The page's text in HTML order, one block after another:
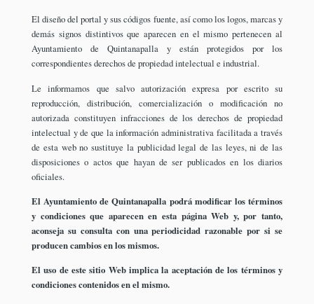
El diseño del portal y sus códigos fuente, así como los logos, marcas y
demás signos distintivos que aparecen en el mismo pertenecen al
Ayuntamiento de Quintanapalla y están protegidos por los
correspondientes derechos de propiedad intelectual e industrial.
Le informamos que salvo autorización expresa por escrito su
reproducción, distribución, comercialización o modificación no
autorizada constituyen infracciones de los derechos de propiedad
intelectual y de que la información administrativa facilitada a través
de esta web no sustituye la publicidad legal de las leyes, ni de las
disposiciones o actos que hayan de ser publicados en los diarios
oficiales.
El Ayuntamiento de Quintanapalla podrá modificar los términos
y condiciones que aparecen en esta página Web y, por tanto,
aconseja su consulta con una periodicidad razonable por si se
producen cambios en los mismos.
El uso de este sitio Web implica la aceptación de los términos y
condiciones contenidos en el mismo.